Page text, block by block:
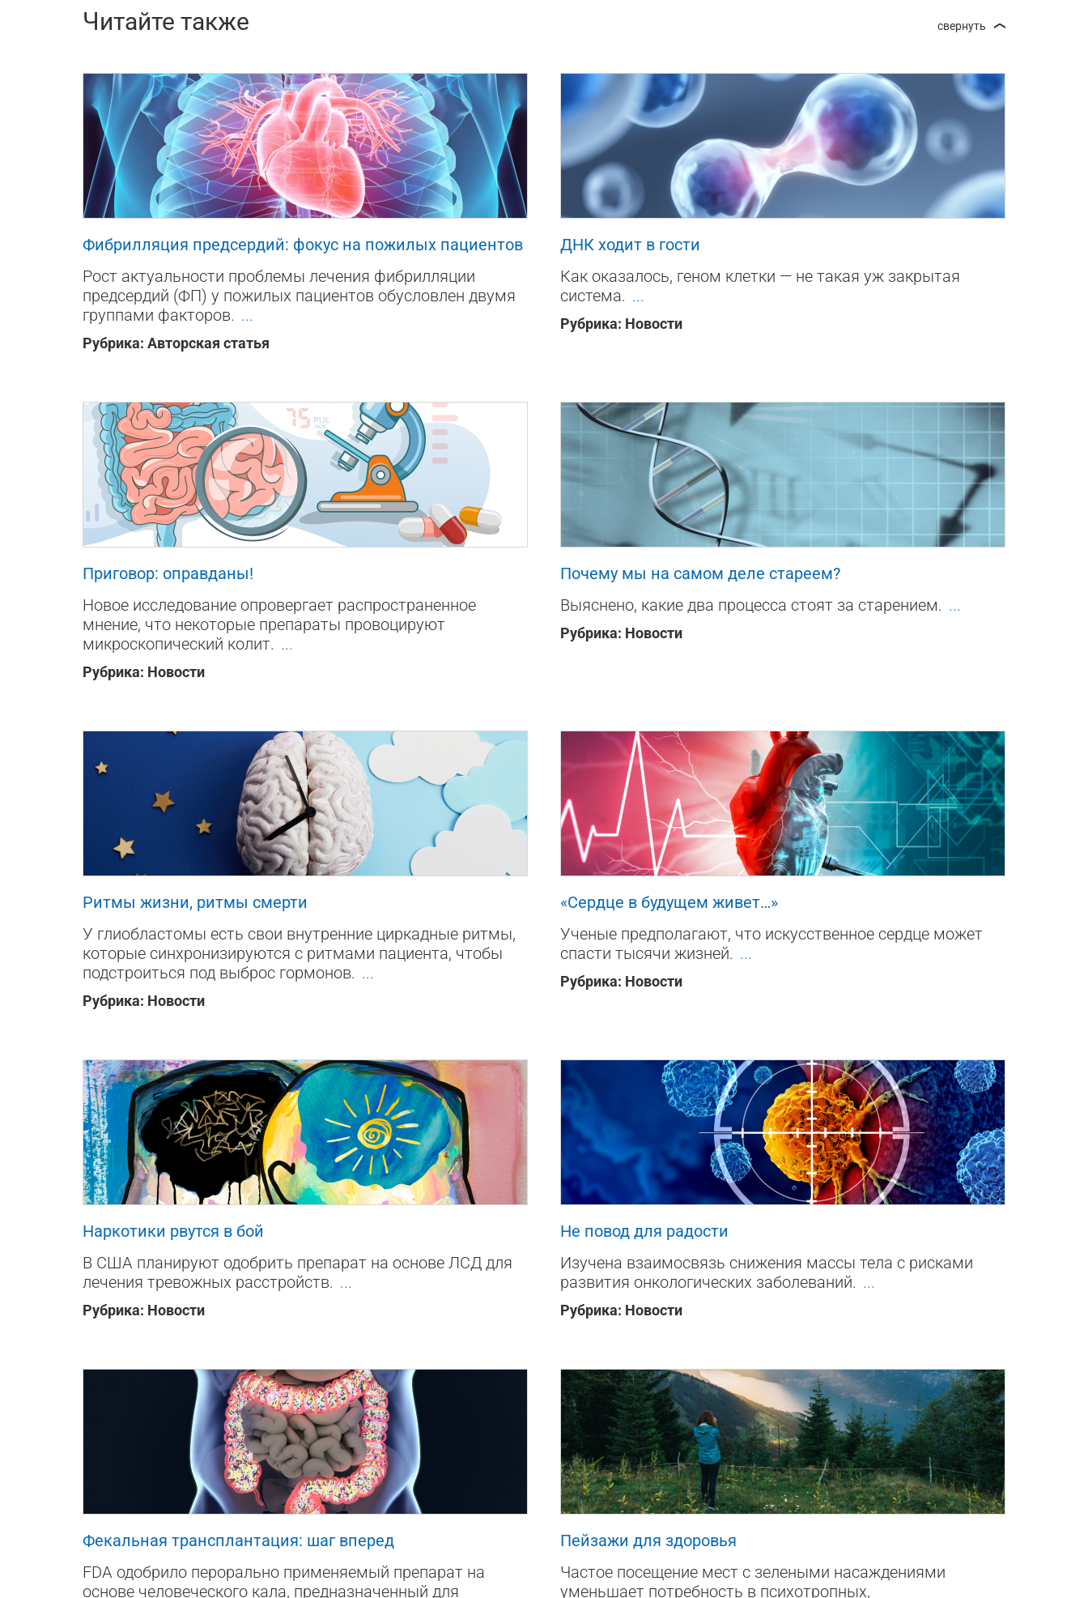
Читайте также
51884 5 11
Фибрилляция предсердий: фокус на пожилых пациентов
Рост актуальности проблемы лечения фибрилляции
предсердий (ФП) у пожилых пациентов обусловлен двумя
группами факторов. ...
Рубрика: Авторская статья
132 0 0
ДНК ходит в гости
Как оказалось, геном клетки — не такая уж закрытая
система. ...
Рубрика: Новости
199 0 0
Приговор: оправданы!
Новое исследование опровергает распространенное
мнение, что некоторые препараты провоцируют
микроскопический колит. ...
Рубрика: Новости
0 1
Почему мы на самом деле стареем?
Выяснено, какие два процесса стоят за старением. ...
Рубрика: Новости
273 0
Ритмы жизни, ритмы смерти
У глиобластомы есть свои внутренние циркадные ритмы,
которые синхронизируются с ритмами пациента, чтобы
подстроиться под выброс гормонов. ...
Рубрика: Новости
300
«Сердце в будущем живет…»
Ученые предполагают, что искусственное сердце может
спасти тысячи жизней. ...
Рубрика: Новости
702 0
Наркотики рвутся в бой
В США планируют одобрить препарат на основе ЛСД для
лечения тревожных расстройств. ...
Рубрика: Новости
0 0
Не повод для радости
Изучена взаимосвязь снижения массы тела с рисками
развития онкологических заболеваний. ...
Рубрика: Новости
0 0
Фекальная трансплантация: шаг вперед
FDA одобрило перорально применяемый препарат на
основе человеческого кала, предназначенный для
940 0 2
Пейзажи для здоровья
Частое посещение мест с зелеными насаждениями
уменьшает потребность в психотропных,